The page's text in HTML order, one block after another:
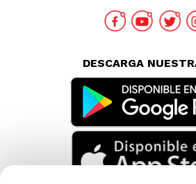
DESCARGA